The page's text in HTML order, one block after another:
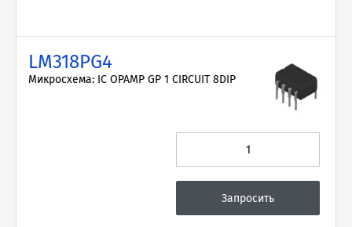
LM318PG4
Микросхема: IC OPAMP GP 1 CIRCUIT 8DIP